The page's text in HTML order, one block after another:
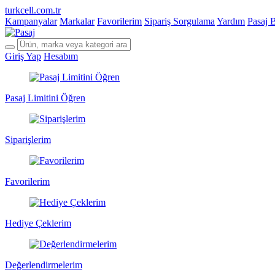
turkcell.com.tr
Kampanyalar Markalar Favorilerim Sipariş Sorgulama Yardım Pasaj
Giriş Yap Hesabım
Pasaj Limitini Öğren
Siparişlerim
Favorilerim
Hediye Çeklerim
Değerlendirmelerim